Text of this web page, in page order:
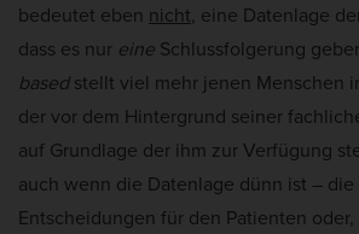
bedeutet eben nicht, eine Datenlage
dass es nur eine Schlussfolgerung
basedstellt viel mehr jenen Menschen
der vor dem Hintergrund seiner
auf Grundlage der ihm zur Verfügung
auch wenn die Datenlage dünn ist – die
Entscheidungen für den Patienten